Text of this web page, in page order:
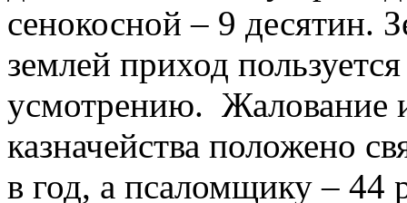
сенокосной – 9 десятин.
землей приход
усмотрению. Жалование
казначейства положено
в год, а псаломщику – 44